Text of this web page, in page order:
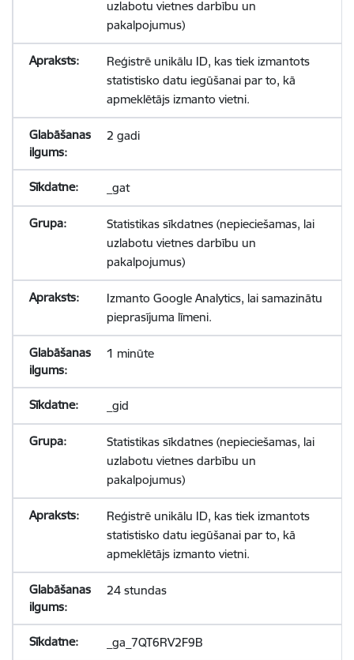
uzlabotu vietnes darbību un
pakalpojumus)
Reģistrē unikālu ID, kas tiek izmantots
statistisko datu iegūšanai par to, kā
apmeklētājs izmanto vietni.
2 gadi
_gat
Statistikas sīkdatnes (nepieciešamas, lai
uzlabotu vietnes darbību un
pakalpojumus)
Izmanto Google Analytics, lai samazinātu
pieprasījuma līmeni.
1 minūte
_gid
Statistikas sīkdatnes (nepieciešamas, lai
uzlabotu vietnes darbību un
pakalpojumus)
Reģistrē unikālu ID, kas tiek izmantots
statistisko datu iegūšanai par to, kā
apmeklētājs izmanto vietni.
24 stundas
_ga_7QT6RV2F9B